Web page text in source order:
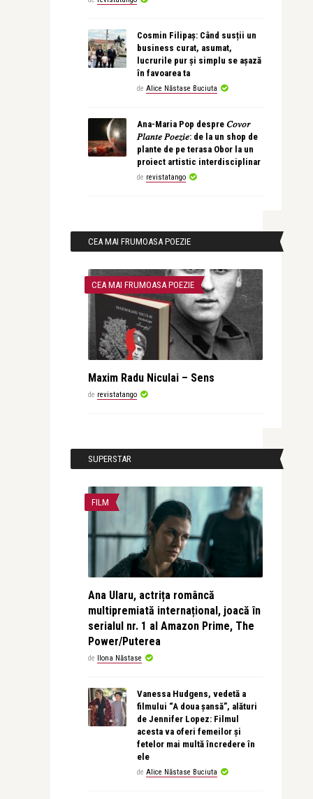
Cosmin Filipaș: Când susții un
business curat, asumat,
lucrurile pur și simplu se așază
în favoarea ta
de Alice Năstase Buciuta
Ana-Maria Pop despre 𝐶𝑜𝑣𝑜𝑟
𝑃𝑙𝑎𝑛𝑡𝑒 𝑃𝑜𝑒𝑧𝑖𝑒: de la un shop de
plante de pe terasa Obor la un
proiect artistic interdisciplinar
de revistatango
CEA MAI FRUMOASA POEZIE
CEA MAI FRUMOASA POEZIE
Maxim Radu Niculai – Sens
de revistatango
SUPERSTAR
FILM
Ana Ularu, actrița româncă
multipremiată internațional, joacă în
serialul nr. 1 al Amazon Prime, The
Power/Puterea
de Ilona Năstase
Vanessa Hudgens, vedetă a
filmului “A doua șansă”, alături
de Jennifer Lopez: Filmul
acesta va oferi femeilor și
fetelor mai multă încredere în
ele
de Alice Năstase Buciuta